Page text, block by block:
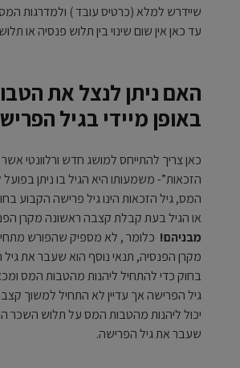
שיידרש למלא (כרטיס עובד ) ולמדרגות
עד כאן אין שום שינוי בין תלוש פנסיה או
האם ניתן לנצל את
באופן מיידי בגיל
כאן צריך להתייחס למושג חדש ורלוונטי
הזכאות”- משמעותו היא הגיל בו ניתן
המס, גיל הזכאות הינו גיל פרישה הקבוע
או הגיל בעת קבלת קצבה ראשונה מקרן
מבניהם! כלומר , לא מספיק שהפורש
מקרן הפנסיה, תנאי נוסף הוא שעבר את
בחוק כדי להתחיל ליהנות מהטבות המס
גיל הפרישה אך עדיין לא התחיל למשוך
יכול ליהנות מהטבות המס על תלוש השכר
שעבר את גיל הפרישה.